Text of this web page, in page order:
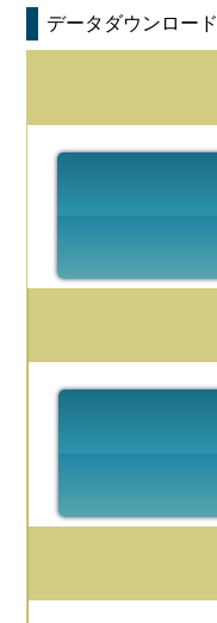
データダウンロード